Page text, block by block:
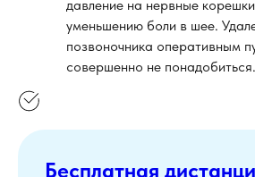
давление на нервные
уменьшению боли в шее.
позвоночника оперативным
совершенно не понадобиться.
Бесплатная